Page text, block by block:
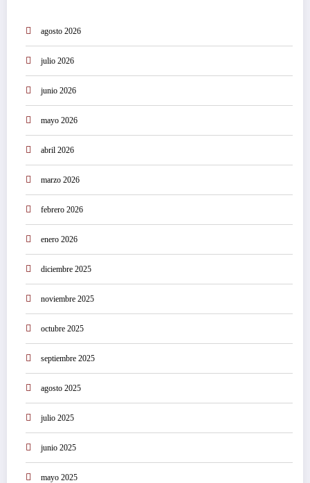
agosto 2026
julio 2026
junio 2026
mayo 2026
abril 2026
marzo 2026
febrero 2026
enero 2026
diciembre 2025
noviembre 2025
octubre 2025
septiembre 2025
agosto 2025
julio 2025
junio 2025
mayo 2025